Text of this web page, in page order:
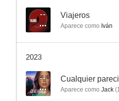
-- Viajeros
Aparece como Iván
2023
-- Cualquier
Aparece como Jack (